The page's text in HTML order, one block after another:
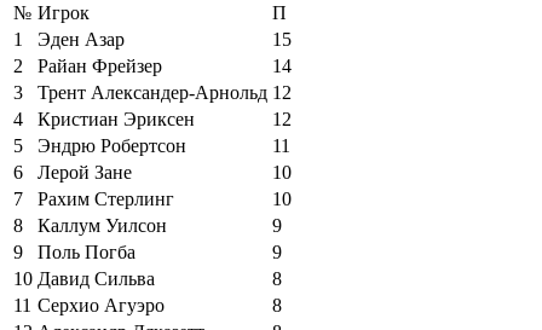
№ Игрок
П
1
Эден Азар
15
2
Райан Фрейзер
14
3
Трент Александер-Арнольд 12
4
Кристиан Эриксен
12
5
Эндрю Робертсон
11
6
Лерой Зане
10
7
Рахим Стерлинг
10
8
Каллум Уилсон
9
9
Поль Погба
9
10 Давид Сильва
8
11 Серхио Агуэро
8